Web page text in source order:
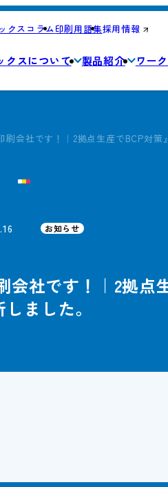
クスについて 製品紹介 ワー
クスコラム印刷用語集採用情報
会社です！｜2拠点生産でBCP対策
お知らせ
社です！｜2拠点
ました。